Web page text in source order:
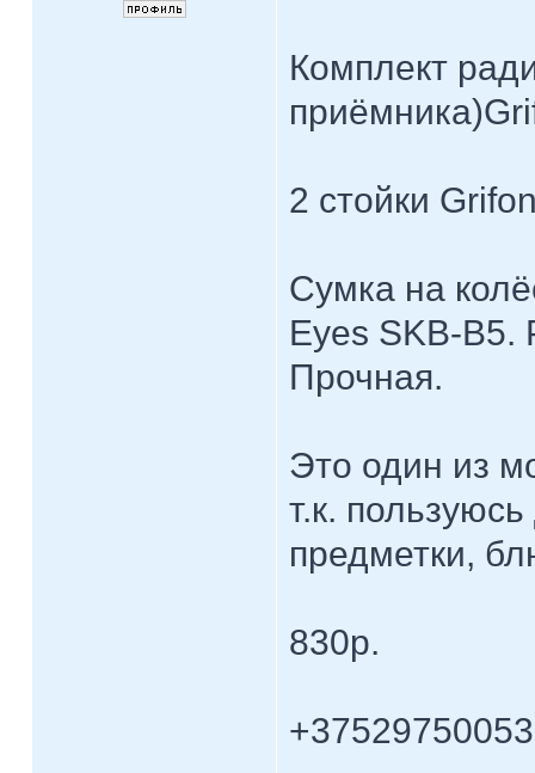
Комплект
2 стойки
Сумка на
Eyes SKB-B5.
Прочная.
Это один из
т.к.
предметки,
830р.